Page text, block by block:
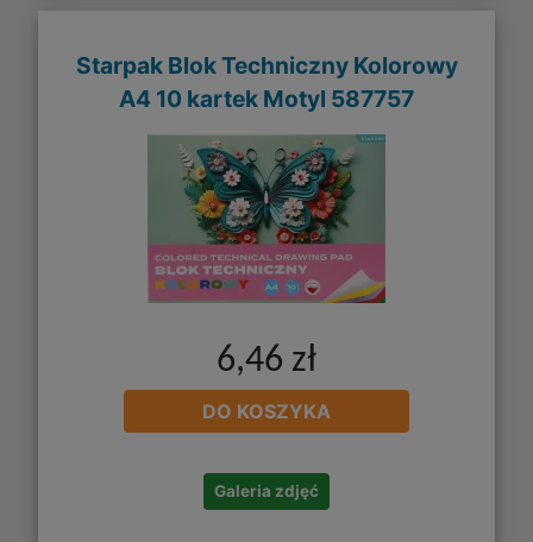
Starpak Blok Techniczny Kolorowy
A4 10 kartek Motyl 587757
6,46 zł
DO KOSZYKA
Galeria zdjęć